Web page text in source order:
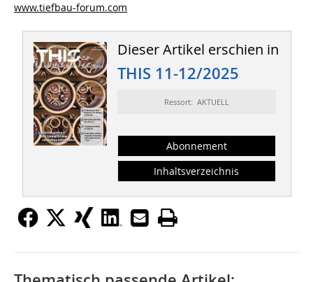
www.tiefbau-forum.com
Dieser Artikel erschien in
THIS 11-12/2025
Ressort: AKTUELL
Abonnement
Inhaltsverzeichnis